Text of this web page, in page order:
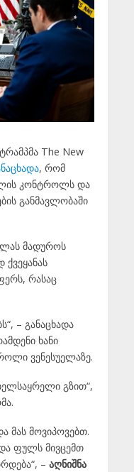
The New
, რომ
კონტროლს და
განმავლობაში
მადუროს
რასაც
– განაცხადა
ხანი
ვენესუელაზე.
გზით“,
მას მოვიპოვებთ.
ფულს მივცემთ
– აღნიშნა